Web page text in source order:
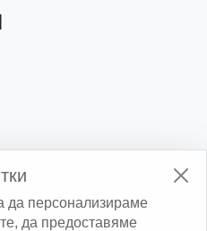
да персонализираме
да предоставяме